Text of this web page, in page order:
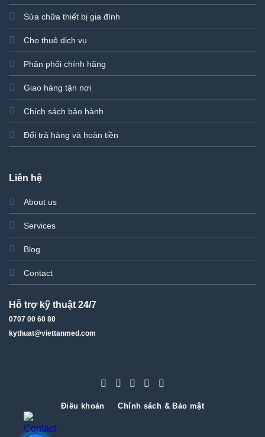
Sửa chữa thiết bị gia đình
Cho thuê dịch vụ
Phân phối chính hãng
Giao hàng tận nơi
Chích sách bảo hành
Đổi trả hàng và hoàn tiền
Liên hệ
About us
Services
Blog
Contact
Hỗ trợ kỹ thuật 24/7
0707 00 60 80
kythuat@viettanmed.com
Điều khoản Chính sách & Bảo mật